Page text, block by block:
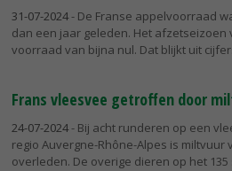
31-07-2024- De Franse appelvoorraad
dan een jaar geleden. Het
voorraad van bijna nul. Dat blijkt uit
Frans vleesvee getroffen door
24-07-2024- Bij acht runderen op een
regio Auvergne-Rhône-Alpes is miltvuur
overleden. De overige dieren op het